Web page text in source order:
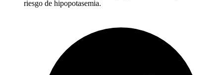
riesgo de hipopotasemia.